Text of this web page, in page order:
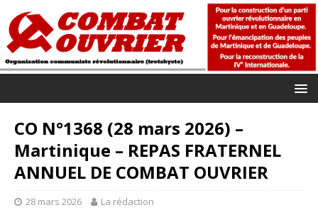
CO N°1368 (28 mars 2026) –
Martinique – REPAS FRATERNEL
ANNUEL DE COMBAT OUVRIER
28 mars 2026 La rédaction